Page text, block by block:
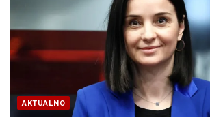
AKTUALNO